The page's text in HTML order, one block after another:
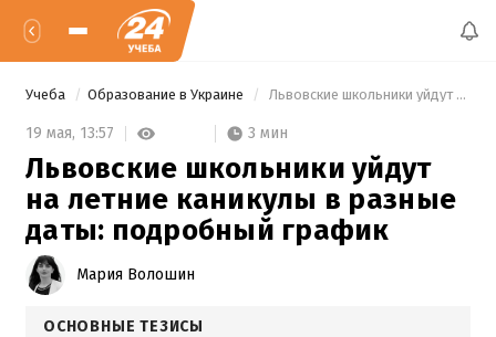
Учеба Образование в Украине Львовские школьники уйдут на летние каникулы в разные даты: подробный график
19 мая, 13:57 3 мин
Львовские школьники уйдут
на летние каникулы в разные
даты: подробный график
Мария Волошин
ОСНОВНЫЕ ТЕЗИСЫ